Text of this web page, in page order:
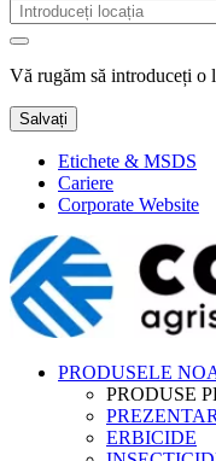
Vă rugăm să introduceți o
Salvați
Etichete & MSDS
Cariere
Corporate Website
PRODUSELE
PRODUSE
ERBICIDE